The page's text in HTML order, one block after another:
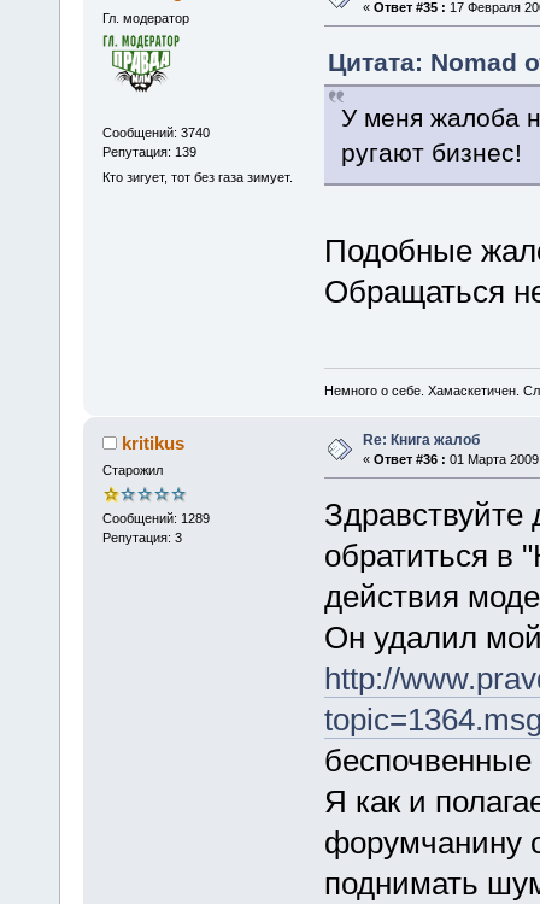
Гл. модератор
Сообщений: 3740
Репутация: 139
Кто зигует, тот без газа зимует.
« Ответ #35 : 17 Февраля
Цитата: Nomad
У меня жалоба
ругают бизнес!
Подобные
Обращаться
Немного о себе. Хамаскетичен.
kritikus
Старожил
Сообщений: 1289
Репутация: 3
Re: Книга жалоб
« Ответ #36 : 01 Марта
обратиться в
действия
Он удалил
http://
Я как и
форумчанину
поднимать